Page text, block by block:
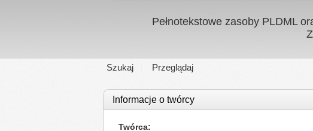
Pełnotekstowe zasoby PLDML
Szukaj Przeglądaj
Informacje o twórcy
Twórca